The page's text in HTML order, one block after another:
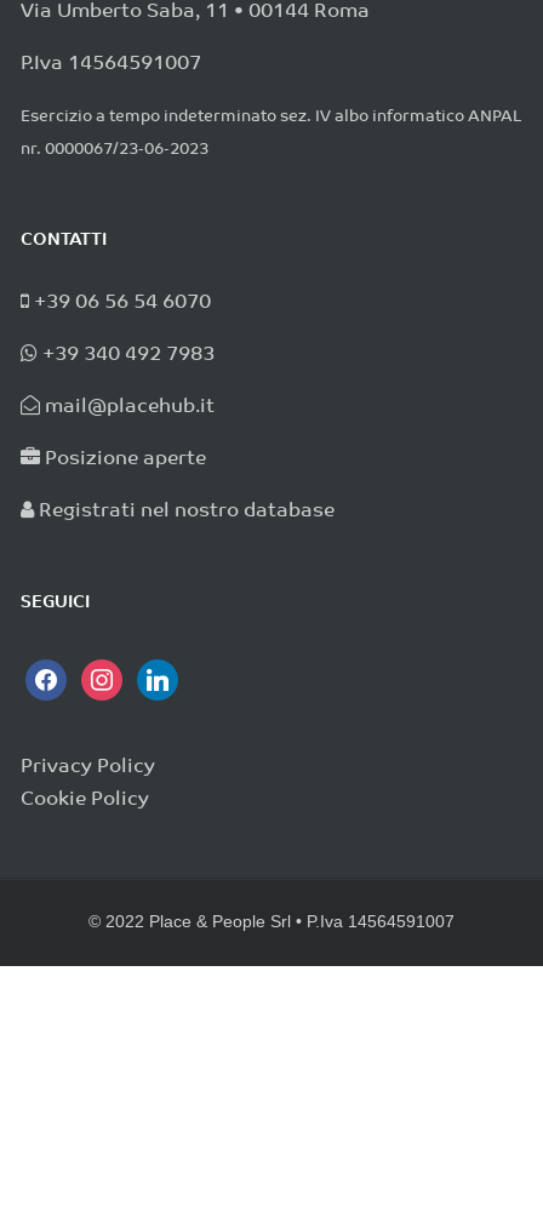
Via Umberto Saba, 11 • 00144 Roma
P.Iva 14564591007
Esercizio a tempo indeterminato sez. IV albo informatico ANPAL
nr. 0000067/23-06-2023
CONTATTI
+39 06 56 54 6070
+39 340 492 7983
mail@placehub.it
Posizione aperte
Registrati nel nostro database
SEGUICI
facebookinstagramlinkedin
Privacy Policy
Cookie Policy
© 2022 Place & People Srl • P.Iva 14564591007